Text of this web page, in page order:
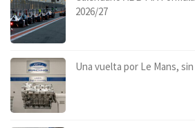
2026/27
Una vuelta por Le Mans,